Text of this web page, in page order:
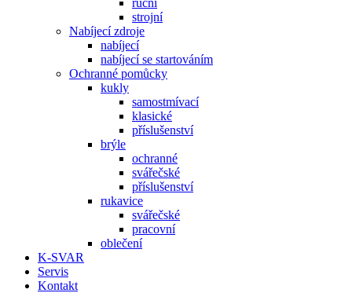
ruční
strojní
Nabíjecí zdroje
nabíjecí
nabíjecí se startováním
Ochranné pomůcky
kukly
samostmívací
klasické
příslušenství
brýle
ochranné
svářečské
příslušenství
rukavice
svářečské
pracovní
oblečení
K-SVAR
Servis
Kontakt